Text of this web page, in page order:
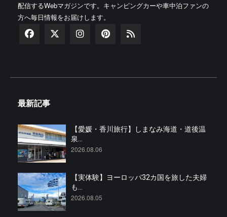
配信するWebマガジンです。キャンピングカーや車中泊ファンの
方へ毎日情報をお届けします。
最新記事
【愛媛・香川旅行】しまなみ海道・道後温
泉...
2026.08.06
【実体験】ヨーロッパ32カ国を旅した夫婦
も...
2026.08.05